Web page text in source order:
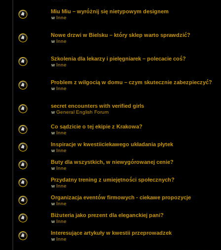
Miu Miu – wyróżnij się nietypowym designem
w Inne
Nowe drzwi w Bielsku – który sklep warto sprawdzić?
w Inne
Szkolenia dla lekarzy i pielęgniarek – polecacie coś?
w Inne
Problem z wilgocią w domu – czym skutecznie zabezpieczyć?
w Inne
secret encounters with verified girls
wGeneral English Forum
Co sądzicie o tej ekipie z Krakowa?
w Inne
Inspiracje w kwestiiciekawego układania płytek
w Inne
Buty dla wszystkich, w niewygórowanej cenie?
w Inne
Przydatny trening z umiejętności społecznych?
w Inne
Organizacja eventów firmowych - ciekawe propozycje
w Inne
Biżuteria jako prezent dla eleganckiej pani?
w Inne
Interesujące artykuły w kwestii przeprowadzek
w Inne